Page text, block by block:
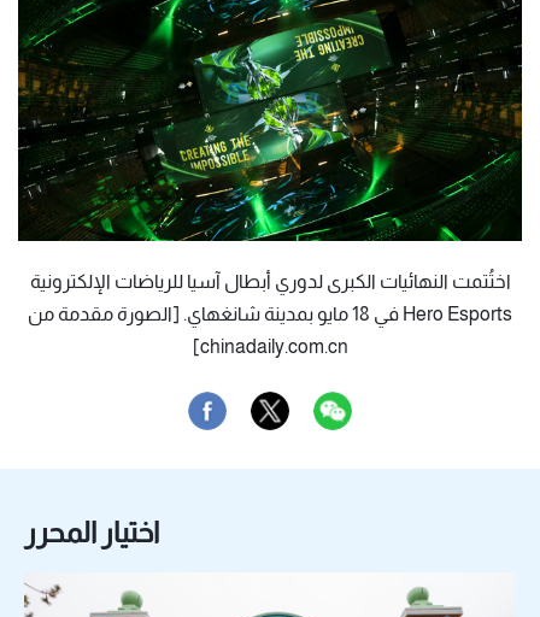
اختُتمت النهائيات الكبرى لدوري أبطال آسيا للرياضات الإلكترونية
Hero Esports في 18 مايو بمدينة شانغهاي. [الصورة مقدمة من
chinadaily.com.cn]
اختيار المحرر